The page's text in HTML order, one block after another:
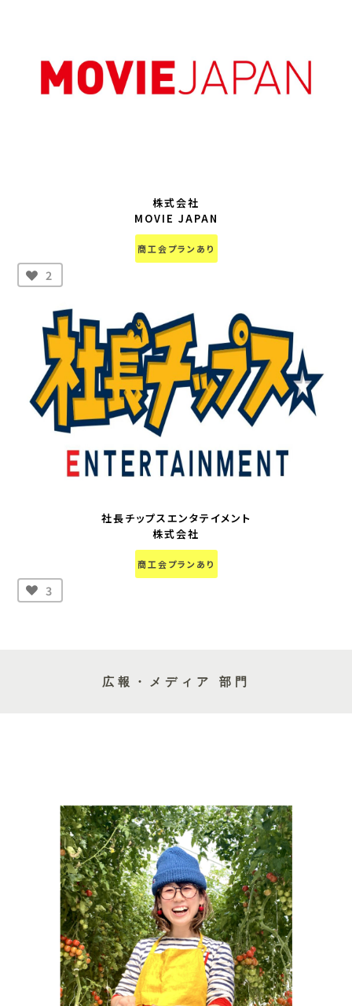
株式会社
MOVIE JAPAN
商工会プランあり
2
社長チップスエンタテイメント
株式会社
商工会プランあり
3
広報・メディア 部門